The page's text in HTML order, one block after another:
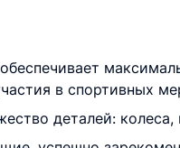
в спортивных
деталей: колеса,